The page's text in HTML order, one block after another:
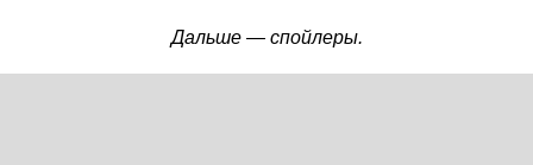
Дальше — спойлеры.